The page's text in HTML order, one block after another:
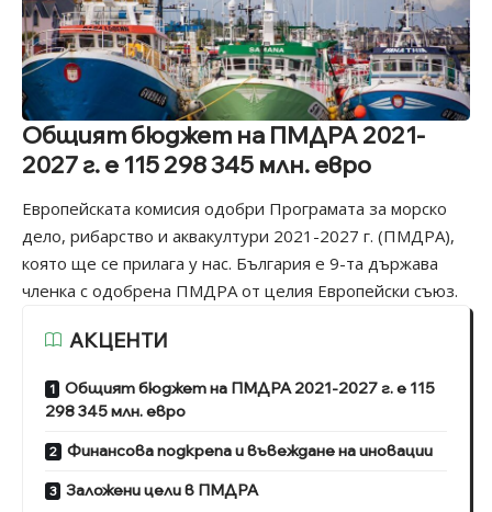
Общият бюджет на ПМДРА 2021-
2027 г. е 115 298 345 млн. евро
Европейската комисия одобри Програмата за морско
дело, рибарство и аквакултури 2021-2027 г. (ПМДРА),
която ще се прилага у нас. България е 9-та държава
членка с одобрена ПМДРА от целия Европейски съюз.
АКЦЕНТИ
Общият бюджет на ПМДРА 2021-2027 г. е 115
298 345 млн. евро
Финансова подкрепа и въвеждане на иновации
Заложени цели в ПМДРА